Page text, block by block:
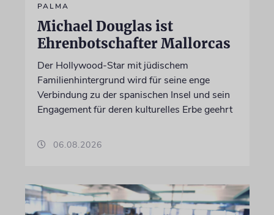
PALMA
Michael Douglas ist
Ehrenbotschafter Mallorcas
Der Hollywood-Star mit jüdischem
Familienhintergrund wird für seine enge
Verbindung zu der spanischen Insel und sein
Engagement für deren kulturelles Erbe geehrt
06.08.2026